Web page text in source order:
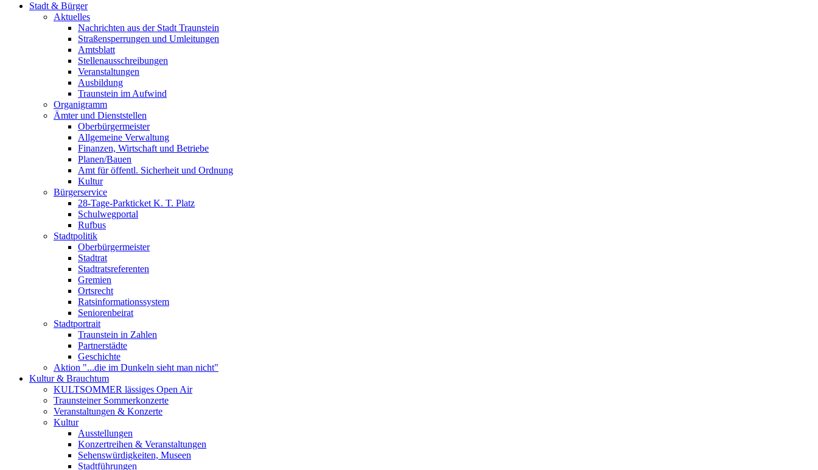
Stadt & Bürger
Aktuelles
Nachrichten aus der Stadt Traunstein
Straßensperrungen und Umleitungen
Amtsblatt
Stellenausschreibungen
Veranstaltungen
Ausbildung
Traunstein im Aufwind
Organigramm
Ämter und Dienststellen
Oberbürgermeister
Allgemeine Verwaltung
Finanzen, Wirtschaft und Betriebe
Planen/Bauen
Amt für öffentl. Sicherheit und Ordnung
Kultur
Bürgerservice
28-Tage-Parkticket K. T. Platz
Schulwegportal
Rufbus
Stadtpolitik
Oberbürgermeister
Stadtrat
Stadtratsreferenten
Gremien
Ortsrecht
Ratsinformationssystem
Seniorenbeirat
Stadtportrait
Traunstein in Zahlen
Partnerstädte
Geschichte
Aktion "...die im Dunkeln sieht man nicht"
Kultur & Brauchtum
KULTSOMMER lässiges Open Air
Traunsteiner Sommerkonzerte
Veranstaltungen & Konzerte
Kultur
Ausstellungen
Konzertreihen & Veranstaltungen
Sehenswürdigkeiten, Museen
Stadtführungen